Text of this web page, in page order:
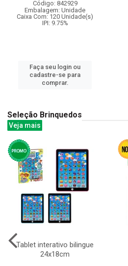
Código: 842929
Embalagem: Unidade
Caixa Com: 120 Unidade(s)
IPI: 9.75%
Faça seu login ou
cadastre-se para
comprar.
Seleção Brinquedos
Veja mais
Tablet interativo bilingue
24x18cm